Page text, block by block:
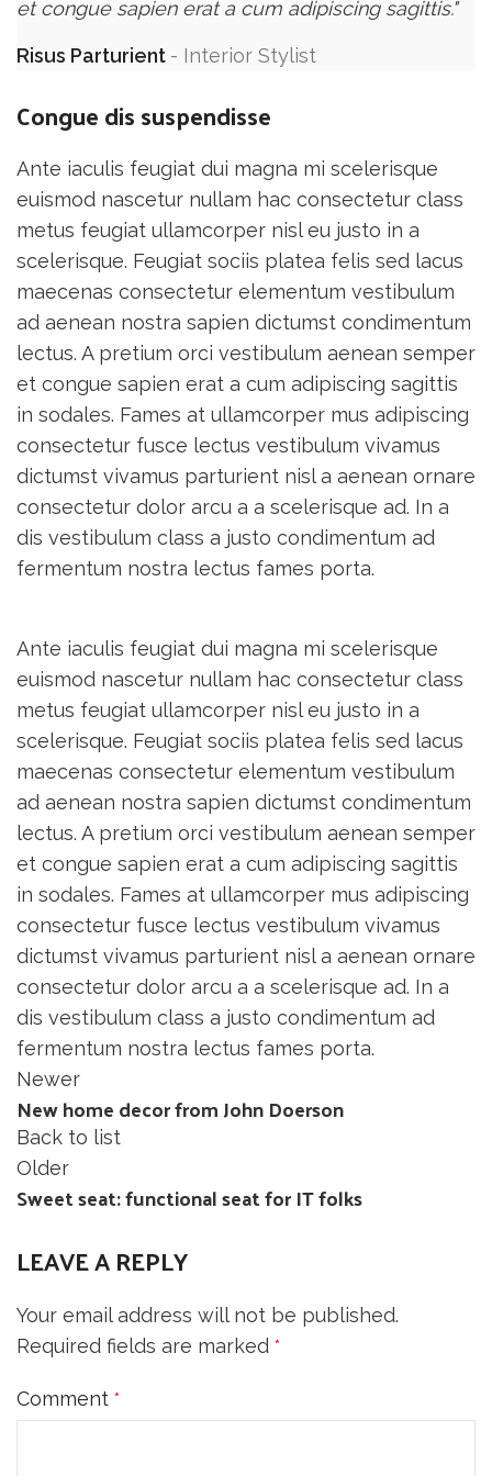
et congue sapien erat a cum adipiscing sagittis."
Risus Parturient Interior Stylist
Congue dis suspendisse
Ante iaculis feugiat dui magna mi scelerisque
euismod nascetur nullam hac consectetur class
metus feugiat ullamcorper nisl eu justo in a
scelerisque. Feugiat sociis platea felis sed lacus
maecenas consectetur elementum vestibulum
ad aenean nostra sapien dictumst condimentum
lectus. A pretium orci vestibulum aenean semper
et congue sapien erat a cum adipiscing sagittis
in sodales. Fames at ullamcorper mus adipiscing
consectetur fusce lectus vestibulum vivamus
dictumst vivamus parturient nisl a aenean ornare
consectetur dolor arcu a a scelerisque ad. In a
dis vestibulum class a justo condimentum ad
fermentum nostra lectus fames porta.
Ante iaculis feugiat dui magna mi scelerisque
euismod nascetur nullam hac consectetur class
metus feugiat ullamcorper nisl eu justo in a
scelerisque. Feugiat sociis platea felis sed lacus
maecenas consectetur elementum vestibulum
ad aenean nostra sapien dictumst condimentum
lectus. A pretium orci vestibulum aenean semper
et congue sapien erat a cum adipiscing sagittis
in sodales. Fames at ullamcorper mus adipiscing
consectetur fusce lectus vestibulum vivamus
dictumst vivamus parturient nisl a aenean ornare
consectetur dolor arcu a a scelerisque ad. In a
dis vestibulum class a justo condimentum ad
fermentum nostra lectus fames porta.
Newer
New home decor from John Doerson
Back to list
Older
Sweet seat: functional seat for IT folks
LEAVE A REPLY
Your email address will not be published.
Required fields are marked *
Comment *